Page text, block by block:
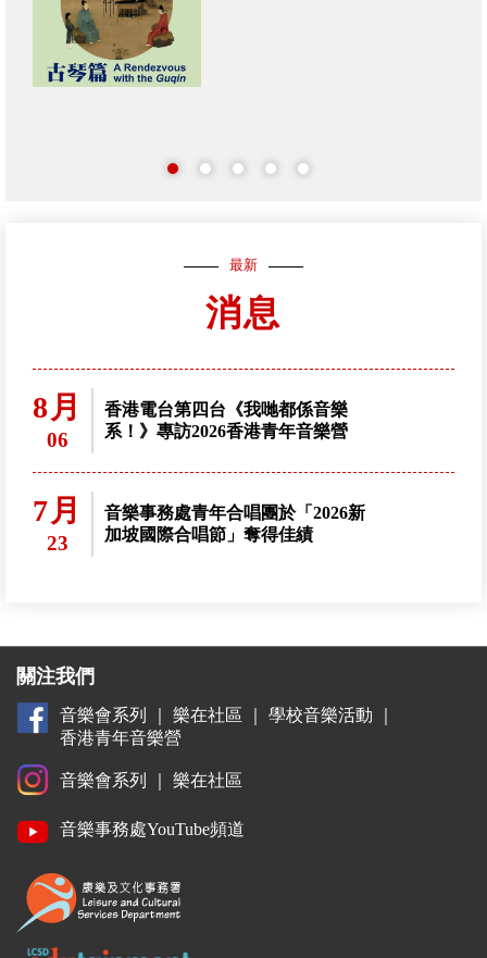
最新
消息
8月
06
香港電台第四台《我哋都係音樂
系！》專訪2026香港青年音樂營
7月
23
音樂事務處青年合唱團於「2026新
加坡國際合唱節」奪得佳績
關注我們
音樂會系列 樂在社區 學校音樂活動
香港青年音樂營
音樂會系列 樂在社區
音樂事務處YouTube頻道